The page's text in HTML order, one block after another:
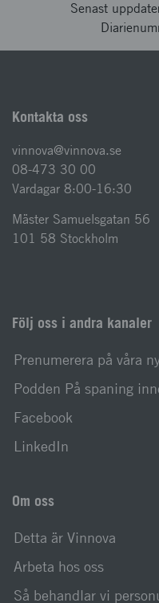
Senast
Kontakta oss
vinnova@vinnova.se
08-473 30 00
Vardagar 8:00-16:30
Mäster Samuelsgatan 56
101 58 Stockholm
Följ oss i andra kanaler
Prenumerera på våra
Podden På spaning
Facebook
LinkedIn
Om oss
Detta är Vinnova
Arbeta hos oss
Så behandlar vi